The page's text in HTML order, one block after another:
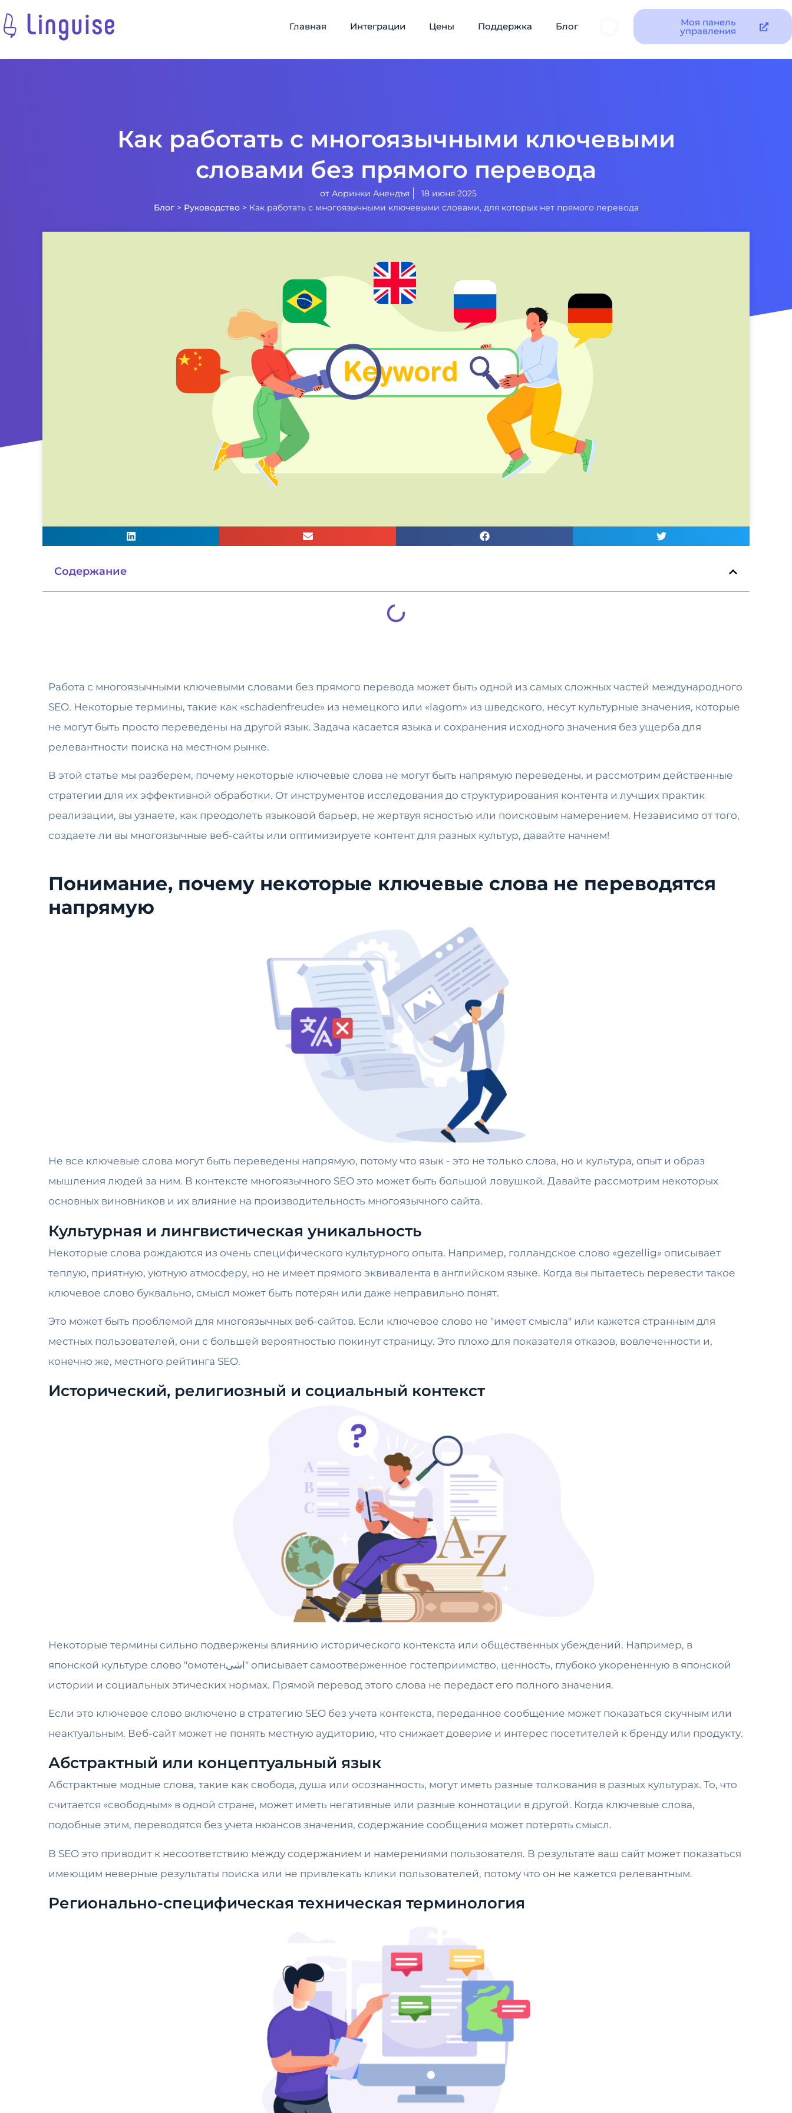
Главная Интеграции Цены Поддержка Блог Моя панель
управления
Как работать с многоязычными ключевыми
словами без прямого перевода
от Аоринки Анендъя
18 июня 2025
Блог> Руководство> Как работать с многоязычными ключевыми словами, для которых нет прямого перевода
Содержание
Работа с многоязычными ключевыми словами без прямого перевода может быть одной из самых сложных частей международного
SEO. Некоторые термины, такие как «schadenfreude» из немецкого или «lagom» из шведского, несут культурные значения, которые
не могут быть просто переведены на другой язык. Задача касается языка и сохранения исходного значения без ущерба для
релевантности поиска на местном рынке.
В этой статье мы разберем, почему некоторые ключевые слова не могут быть напрямую переведены, и рассмотрим действенные
стратегии для их эффективной обработки. От инструментов исследования до структурирования контента и лучших практик
реализации, вы узнаете, как преодолеть языковой барьер, не жертвуя ясностью или поисковым намерением. Независимо от того,
создаете ли вы многоязычные веб-сайты или оптимизируете контент для разных культур, давайте начнем!
Понимание, почему некоторые ключевые слова не переводятся
напрямую
Не все ключевые слова могут быть переведены напрямую, потому что язык - это не только слова, но и культура, опыт и образ
мышления людей за ним. В контексте многоязычного SEO это может быть большой ловушкой. Давайте рассмотрим некоторых
основных виновников и их влияние на производительность многоязычного сайта.
Культурная и лингвистическая уникальность
Некоторые слова рождаются из очень специфического культурного опыта. Например, голландское слово «gezellig» описывает
теплую, приятную, уютную атмосферу, но не имеет прямого эквивалента в английском языке. Когда вы пытаетесь перевести такое
ключевое слово буквально, смысл может быть потерян или даже неправильно понят.
Это может быть проблемой для многоязычных веб-сайтов. Если ключевое слово не "имеет смысла" или кажется странным для
местных пользователей, они с большей вероятностью покинут страницу. Это плохо для показателя отказов, вовлеченности и,
конечно же, местного рейтинга SEO.
Исторический, религиозный и социальный контекст
Некоторые термины сильно подвержены влиянию исторического контекста или общественных убеждений. Например, в
японской культуре слово "омотенاشی" описывает самоотверженное гостеприимство, ценность, глубоко укорененную в японской
истории и социальных этических нормах. Прямой перевод этого слова не передаст его полного значения.
Если это ключевое слово включено в стратегию SEO без учета контекста, переданное сообщение может показаться скучным или
неактуальным. Веб-сайт может не понять местную аудиторию, что снижает доверие и интерес посетителей к бренду или продукту.
Абстрактный или концептуальный язык
Абстрактные модные слова, такие как свобода, душа или осознанность, могут иметь разные толкования в разных культурах. То, что
считается «свободным» в одной стране, может иметь негативные или разные коннотации в другой. Когда ключевые слова,
подобные этим, переводятся без учета нюансов значения, содержание сообщения может потерять смысл.
В SEO это приводит к несоответствию между содержанием и намерениями пользователя. В результате ваш сайт может показаться
имеющим неверные результаты поиска или не привлекать клики пользователей, потому что он не кажется релевантным.
Регионально-специфическая техническая терминология